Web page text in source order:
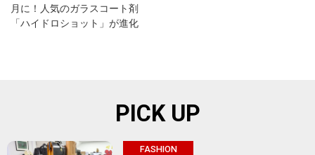
月に！人気のガラスコート剤
「ハイドロショット」が進化
PICK UP
FASHION